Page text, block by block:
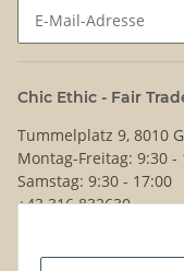
Chic Ethic - Fair
Tummelplatz 9, 8010
Montag-Freitag: 9:30 -
Samstag: 9:30 - 17:00
+43 316 832630